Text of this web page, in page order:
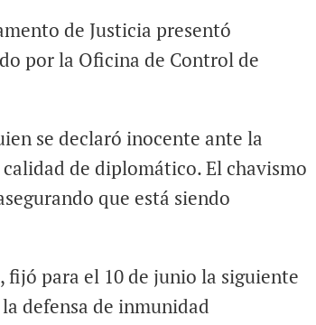
de Justicia presentó
por la Oficina de Control de
se declaró inocente ante la
de diplomático. El chavismo
que está siendo
fijó para el 10 de junio la siguiente
defensa de inmunidad